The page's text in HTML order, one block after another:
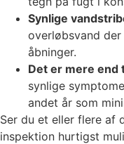
Synlige
overløbsvand
åbninger.
Det er mere end
synlige
andet år som
Ser du et eller flere af
inspektion hurtigst